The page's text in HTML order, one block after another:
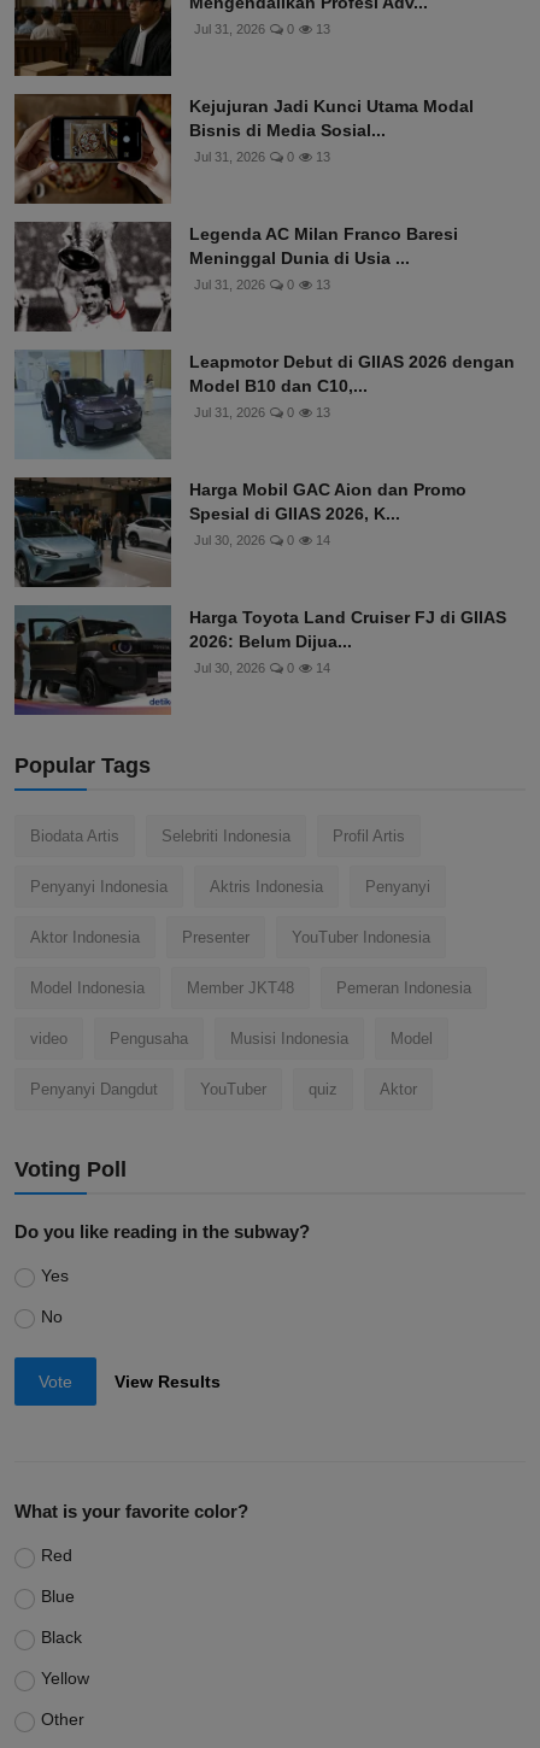
Jul 31, 2026 0 13
Kejujuran Jadi Kunci Utama Modal
Bisnis di Media Sosial...
Jul 31, 2026 0 13
Legenda AC Milan Franco Baresi
Meninggal Dunia di Usia ...
Jul 31, 2026 0 13
Leapmotor Debut di GIIAS 2026 dengan
Model B10 dan C10,...
Jul 31, 2026 0 13
Harga Mobil GAC Aion dan Promo
Spesial di GIIAS 2026, K...
Jul 30, 2026 0 14
Harga Toyota Land Cruiser FJ di GIIAS
2026: Belum Dijua...
Jul 30, 2026 0 14
Popular Tags
Biodata Artis Selebriti Indonesia Profil Artis
Penyanyi Indonesia Aktris Indonesia Penyanyi
Aktor Indonesia Presenter YouTuber Indonesia
Model Indonesia Member JKT48 Pemeran Indonesia
video Pengusaha Musisi Indonesia Model
Penyanyi Dangdut YouTuber quiz Aktor
Voting Poll
Do you like reading in the subway?
Yes
No
Vote View Results
What is your favorite color?
Red
Blue
Black
Yellow
Other